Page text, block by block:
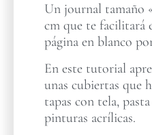
Un journal tamaño
cm que te facilitará
página en blanco
En este tutorial
unas cubiertas que
tapas con tela,
pinturas acrílicas.